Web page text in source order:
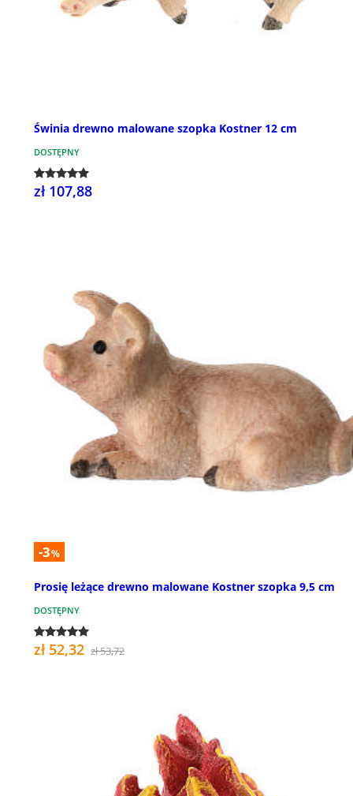
Świnia drewno malowane szopka Kostner 12 cm
DOSTĘPNY
zł 107,88
-3%
Prosię leżące drewno malowane Kostner szopka 9,5 cm
DOSTĘPNY
zł 52,32 zł 53,72